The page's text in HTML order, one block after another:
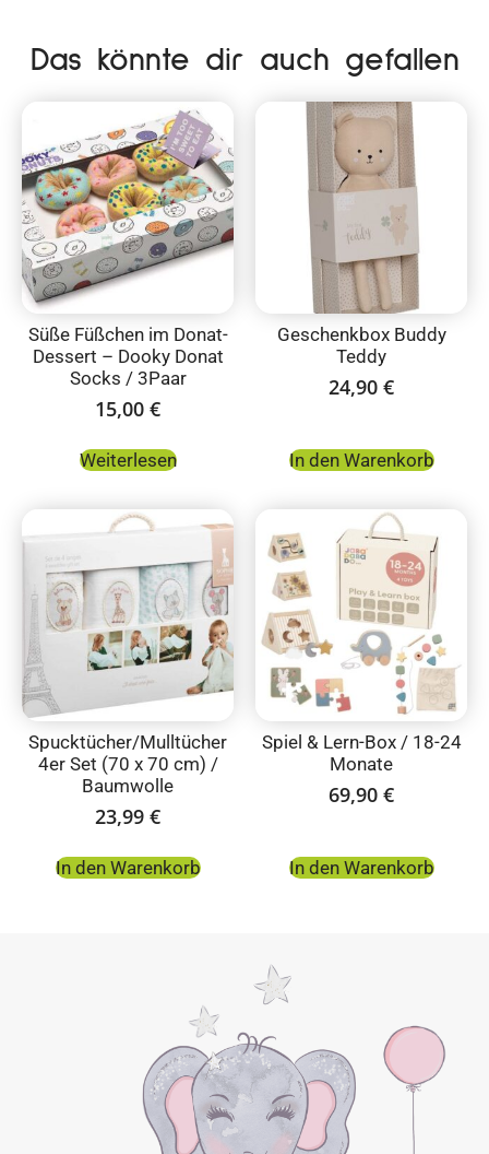
Das könnte dir auch gefallen
Süße Füßchen im Donat-
Dessert – Dooky Donat
Socks / 3Paar
15,00 €
Weiterlesen
Geschenkbox Buddy
Teddy
24,90 €
In den Warenkorb
Spucktücher/Mulltücher
4er Set (70 x 70 cm) /
Baumwolle
23,99 €
In den Warenkorb
Spiel & Lern-Box / 18-24
Monate
69,90 €
In den Warenkorb